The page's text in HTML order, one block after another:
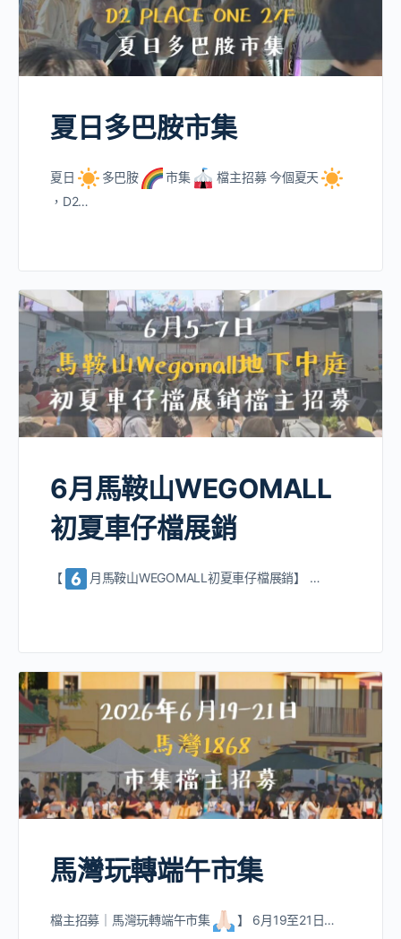
夏日多巴胺市集
夏日 多巴胺 市集
檔主招募 今個夏天
，D2…
6月馬鞍山WEGOMALL
初夏車仔檔展銷
【 月馬鞍山WEGOMALL初夏車仔檔展銷】 …
馬灣玩轉端午市集
檔主招募｜馬灣玩轉端午市集 】 6月19至21日…